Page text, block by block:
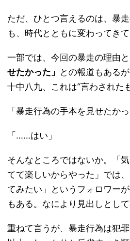
ただ、ひとつ言えるのは、暴
も、時代とともに変わってき
一部では、今回の暴走の理由
せたかった」
との報道もある
十中八九、これは“言わされた
「暴走行為の手本を見せたかっ
「……はい」
そんなところではないか。「
てて楽しいからやった」では
てみたい」というフォロワー
もある。なにより見出しとして
重ねて言うが、暴走行為は犯